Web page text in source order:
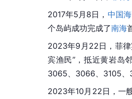
2017年5月8日， 中国
个岛屿成功完成了南海
2023年9月22日， 菲
宾渔民”，抵近黄岩岛
3065、3066、3105、
2023年10月22日，一